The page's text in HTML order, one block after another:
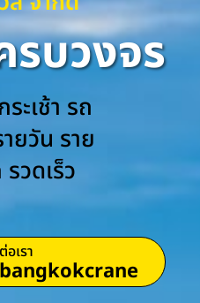
รบวงจร
ะเช้า รถ
ยวัน ราย
วดเร็ว
อเรา